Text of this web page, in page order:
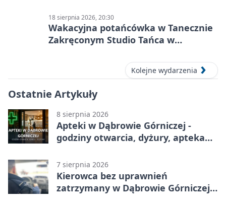
18 sierpnia 2026, 20:30
Wakacyjna potańcówka w Tanecznie
Zakręconym Studio Tańca w
Kolejne wydarzenia
Ostatnie Artykuły
8 sierpnia 2026
Apteki w Dąbrowie Górniczej -
godziny otwarcia, dyżury, apteka
7 sierpnia 2026
Kierowca bez uprawnień
zatrzymany w Dąbrowie Górniczej.